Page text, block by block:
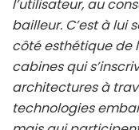
l’utilisateur, au
bailleur. C’est à lui
côté esthétique de
cabines qui
architectures à
technologies